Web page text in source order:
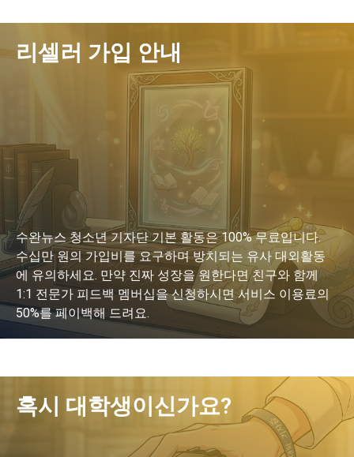
리셀러 가입 안내
수완뉴스 청소년 기자단 기본 활동은 100% 무료입니다.
수십만 원의 가입비를 요구하며 방치되는 유사 대외활동
에 유의하세요. 만약 진짜 성장을 원한다면 친구와 함께
1:1 전문가 피드백 멤버십을 신청하시면 서비스 이용료의
50%를 페이백해 드려요.
혹시 대학생이신가요?